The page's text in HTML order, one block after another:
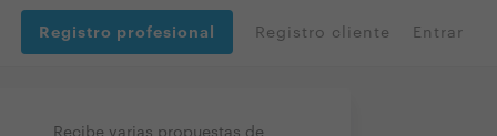
Registro profesional Registro cliente Entrar
Recibe varias propuestas de